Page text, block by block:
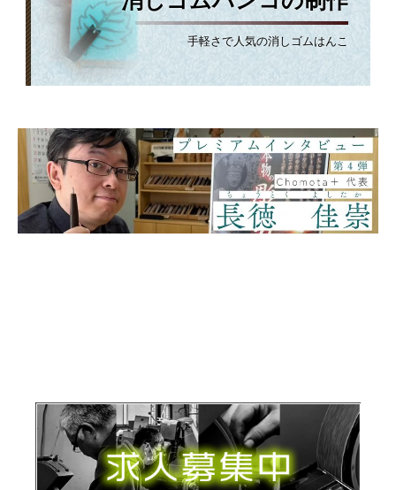
手軽さで人気の消しゴムはんこ